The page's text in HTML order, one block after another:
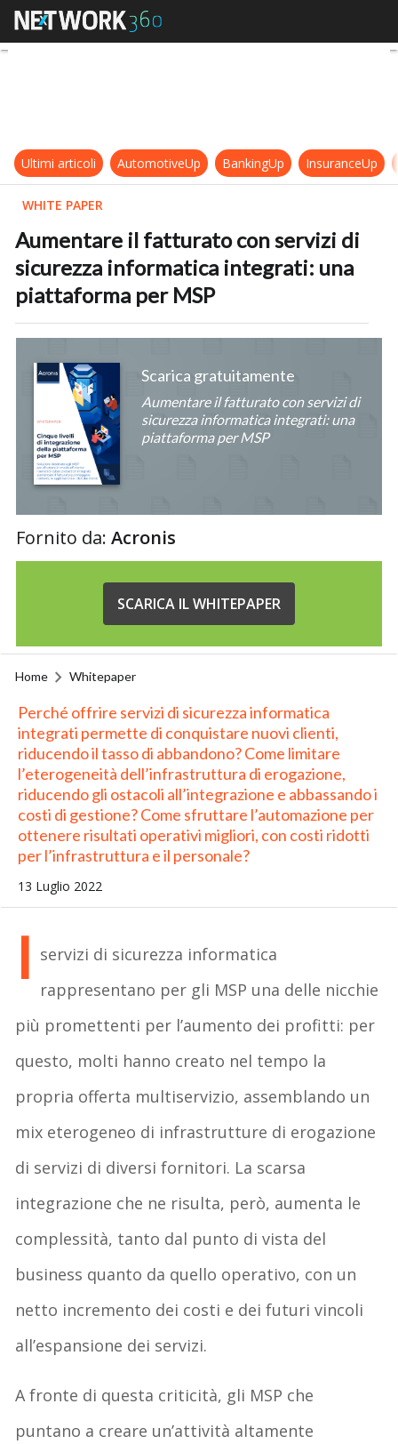
Aumentare il fatturato con servizi
Ultimi articoli AutomotiveUp BankingUp InsuranceUp
WHITE PAPER
Aumentare il fatturato con servizi di
sicurezza informatica integrati: una
piattaforma per MSP
Scarica gratuitamente
Aumentare il fatturato con servizi di
sicurezza informatica integrati: una
piattaforma per MSP
Fornito da:Acronis
SCARICA IL WHITEPAPER
Home Whitepaper
Perché offrire servizi di sicurezza informatica
integrati permette di conquistare nuovi clienti,
riducendo il tasso di abbandono? Come limitare
l’eterogeneità dell’infrastruttura di erogazione,
riducendo gli ostacoli all’integrazione e abbassando i
costi di gestione? Come sfruttare l’automazione per
ottenere risultati operativi migliori, con costi ridotti
per l’infrastruttura e il personale?
13 Luglio 2022
I servizi di sicurezza informatica
rappresentano per gli MSP una delle nicchie
più promettenti per l’aumento dei profitti: per
questo, molti hanno creato nel tempo la
propria offerta multiservizio, assemblando un
mix eterogeneo di infrastrutture di erogazione
di servizi di diversi fornitori. La scarsa
integrazione che ne risulta, però, aumenta le
complessità, tanto dal punto di vista del
business quanto da quello operativo, con un
netto incremento dei costi e dei futuri vincoli
all’espansione dei servizi.
A fronte di questa criticità, gli MSP che
puntano a creare un’attività altamente